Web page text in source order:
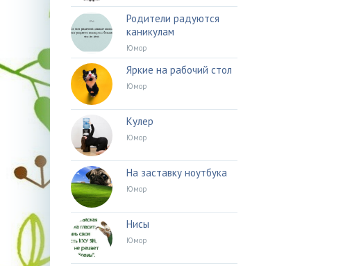
Родители радуются
каникулам
Юмор
Яркие на рабочий стол
Юмор
Кулер
Юмор
На заставку ноутбука
Юмор
Нисы
Юмор